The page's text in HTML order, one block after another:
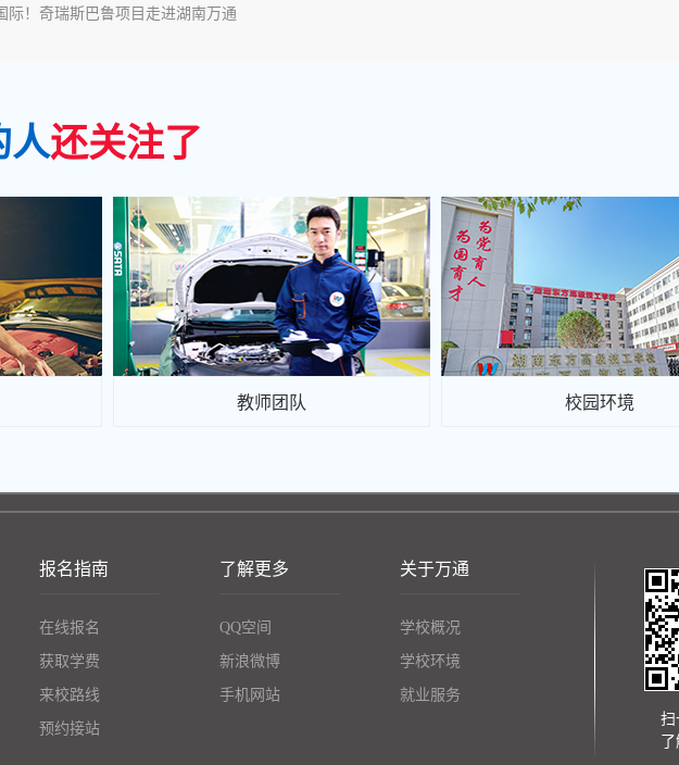
际！奇瑞斯巴鲁项目走进湖南万通
人还关注了
教师团队 校园环境
报名指南
在线报名
获取学费
来校路线
预约接站
了解更多
QQ空间
新浪微博
手机网站
关于万通
学校概况
学校环境
就业服务
扫